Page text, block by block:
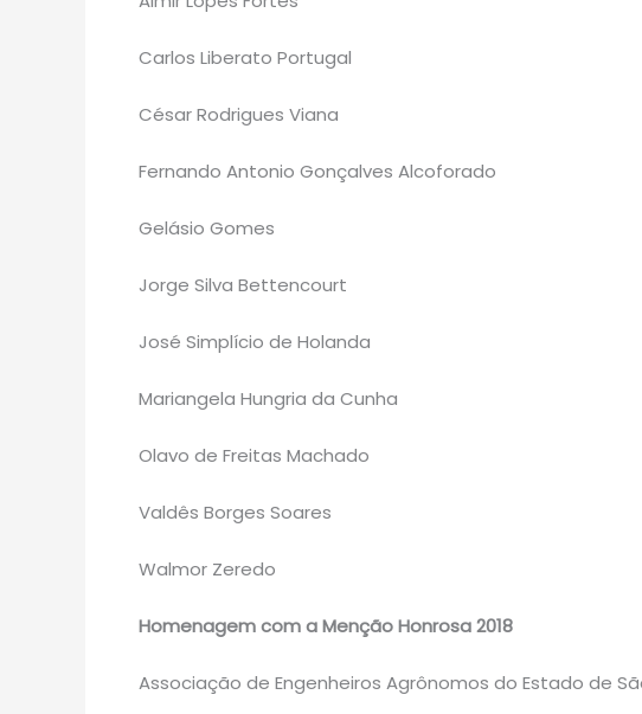
Carlos Liberato Portugal
César Rodrigues Viana
Fernando Antonio Gonçalves Alcoforado
Gelásio Gomes
Jorge Silva Bettencourt
José Simplício de Holanda
Mariangela Hungria da Cunha
Olavo de Freitas Machado
Valdês Borges Soares
Walmor Zeredo
Homenagem com a Menção Honrosa 2018
Associação de Engenheiros Agrônomos do Estado de